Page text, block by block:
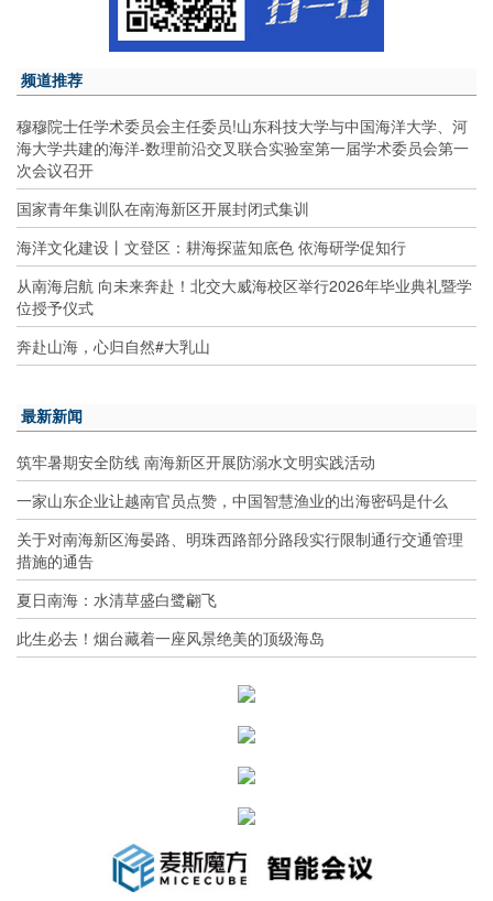
频道推荐
穆穆院士任学术委员会主任委员!山东科技大学与中国海洋大学、河
海大学共建的海洋-数理前沿交叉联合实验室第一届学术委员会第一
次会议召开
国家青年集训队在南海新区开展封闭式集训
海洋文化建设丨文登区：耕海探蓝知底色 依海研学促知行
从南海启航 向未来奔赴！北交大威海校区举行2026年毕业典礼暨学
位授予仪式
奔赴山海，心归自然#大乳山
最新新闻
筑牢暑期安全防线 南海新区开展防溺水文明实践活动
一家山东企业让越南官员点赞，中国智慧渔业的出海密码是什么
关于对南海新区海晏路、明珠西路部分路段实行限制通行交通管理
措施的通告
夏日南海：水清草盛白鹭翩飞
此生必去！烟台藏着一座风景绝美的顶级海岛